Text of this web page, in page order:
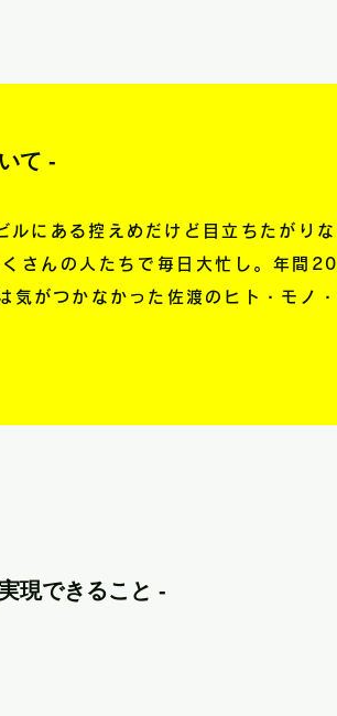
て -
にある控えめだけど目立ちたがり
さんの人たちで毎日大忙し。年間
気がつかなかった佐渡のヒト・モノ
りません。ヒト・モノ・想いを必要な
なり、港を行き来するヒトの「待ちあ
近なんかイイ感じらしいよ、ちょっと
っくりと続けていきます。
現できること -